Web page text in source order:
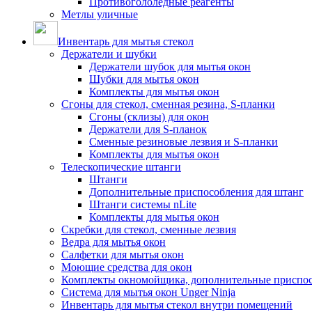
Метлы уличные
Инвентарь для мытья стекол
Держатели и шубки
Держатели шубок для мытья окон
Шубки для мытья окон
Комплекты для мытья окон
Сгоны для стекол, сменная резина, S-планки
Сгоны (склизы) для окон
Держатели для S-планок
Сменные резиновые лезвия и S-планки
Комплекты для мытья окон
Телескопические штанги
Штанги
Дополнительные приспособления для штанг
Штанги системы nLite
Комплекты для мытья окон
Скребки для стекол, сменные лезвия
Ведра для мытья окон
Салфетки для мытья окон
Моющие средства для окон
Комплекты окномойщика, дополнительные
Система для мытья окон Unger Ninja
Инвентарь для мытья стекол внутри помещений